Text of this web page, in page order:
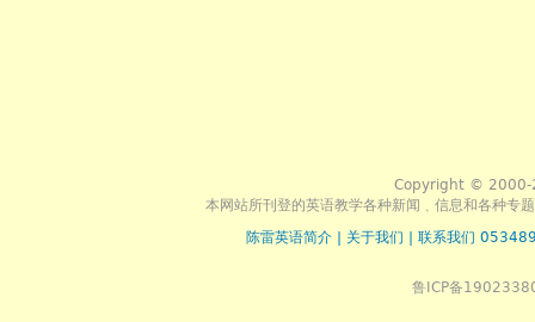
Copyright © 2000-
本网站所刊登的英语教学各种新闻﹑信息和各种专
陈雷英语简介
关于我们 联系我们
鲁ICP备